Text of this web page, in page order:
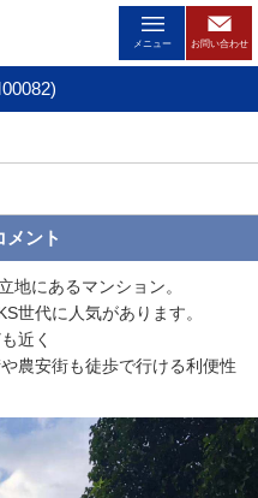
メニュー お問い合わせ
メント
地にあるマンション。
世代に人気があります。
近く
農安街も徒歩で行ける利便性